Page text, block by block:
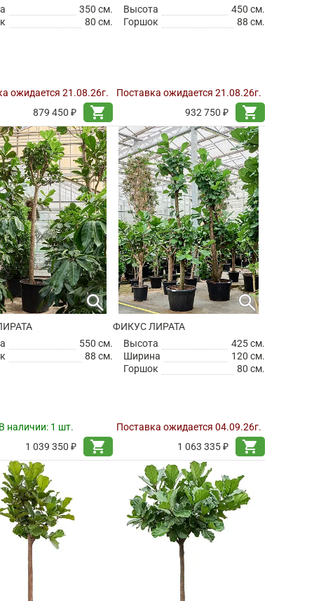
350 см.
80 см.
ожидается 21.08.26г.
879 450 ₽
shopping_cart
Высота
450 см.
Горшок
88 см.
Поставка ожидается 21.08.26г.
932 750 ₽
shopping_cart
search
550 см.
88 см.
наличии: 1 шт.
1 039 350 ₽
shopping_cart
search
ФИКУС ЛИРАТА
Высота
425 см.
Ширина
120 см.
Горшок
80 см.
Поставка ожидается 04.09.26г.
1 063 335 ₽
shopping_cart